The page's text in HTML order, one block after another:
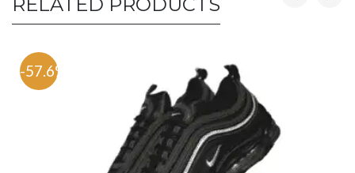
-57.6%